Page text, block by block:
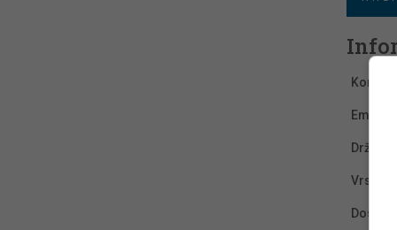
Kontakt
Email :
Država :
Vrsta
Dostava :